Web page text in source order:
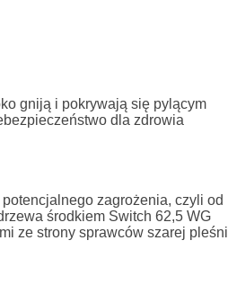
gniją i pokrywają się pylącym
dla zdrowia
zagrożenia, czyli od
środkiem Switch 62,5 WG
ze strony sprawców szarej pleśni